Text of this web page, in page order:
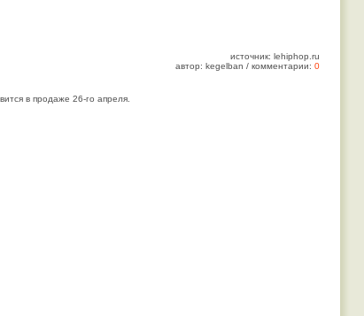
источник: lehiphop.ru
автор: kegelban / комментарии: 0
в продаже 26-го апреля.